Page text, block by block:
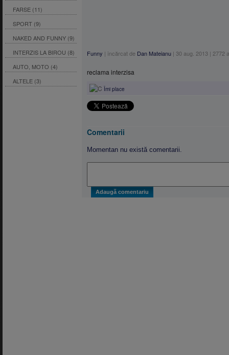
FARSE (11)
SPORT (9)
NAKED AND FUNNY (9)
INTERZIS LA BIROU (8)
AUTO, MOTO (4)
ALTELE (3)
Funny | încărcat de Dan Mateianu | 30 aug. 2013 | 2772
reclama interzisa
Îmi place
Comentarii
Momentan nu există comentarii.